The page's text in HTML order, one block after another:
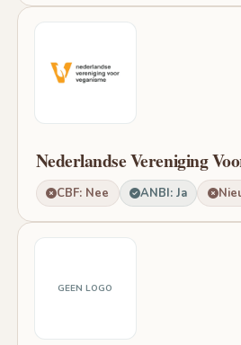
Nederlandse Vereniging
CBF: Nee ANBI: Ja
GEEN LOGO